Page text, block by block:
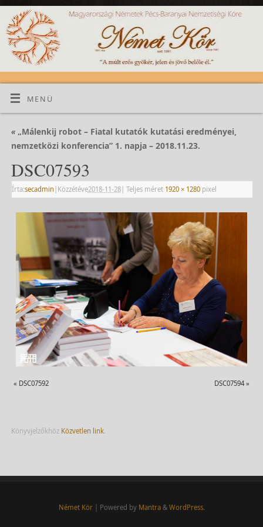
MENÜ
«„Málenkij robot – Fiatal kutatók kutatási eredményei,
nemzetközi konferencia” 1. napja – 2018.11.23.
DSC07593
Írta:secadmin | Közzétéve2018-11-28| Teljes méret 1920 × 1280pixel
« DSC07592 DSC07594»
Könyvjelzőkhöz Közvetlen link.
Német Kör| Powered by Mantra& WordPress.